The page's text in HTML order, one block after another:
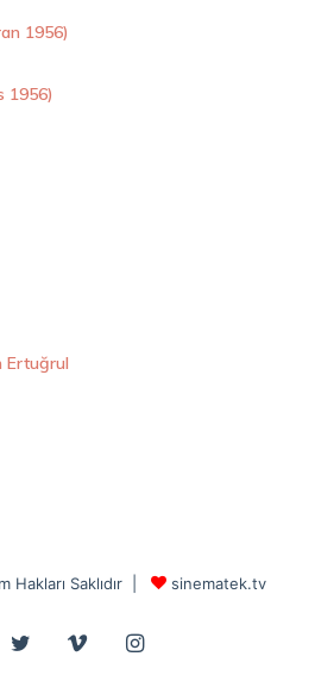
1956)
1956)
Ertuğrul
Hakları Saklıdır | sinematek.tv
Twitter VimeoInstagram